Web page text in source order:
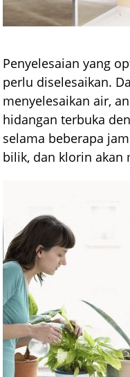
Penyelesaian yang
perlu diselesaikan.
menyelesaikan air,
hidangan terbuka
selama beberapa
bilik, dan klorin akan